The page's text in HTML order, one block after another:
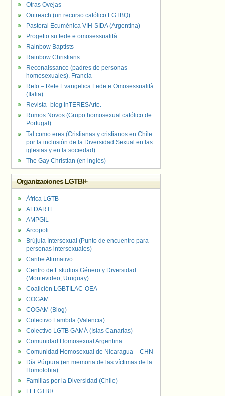
Otras Ovejas
Outreach (un recurso católico LGTBQ)
Pastoral Ecuménica VIH-SIDA (Argentina)
Progetto su fede e omosessualità
Rainbow Baptists
Rainbow Christians
Reconaissance (padres de personas
homosexuales). Francia
Refo – Rete Evangelica Fede e Omosessualità
(Italia)
Revista- blog InTERESArte.
Rumos Novos (Grupo homosexual católico de
Portugal)
Tal como eres (Cristianas y cristianos en Chile
por la inclusión de la Diversidad Sexual en las
iglesias y en la sociedad)
The Gay Christian (en inglés)
Organizaciones LGTBI+
África LGTB
ALDARTE
AMPGIL
Arcopoli
Brújula Intersexual (Punto de encuentro para
personas intersexuales)
Caribe Afirmativo
Centro de Estudios Género y Diversidad
(Montevideo, Uruguay)
Coalición LGBTILAC-OEA
COGAM
COGAM (Blog)
Colectivo Lambda (Valencia)
Colectivo LGTB GAMÁ (Islas Canarias)
Comunidad Homosexual Argentina
Comunidad Homosexual de Nicaragua – CHN
Día Púrpura (en memoria de las víctimas de la
Homofobia)
Familias por la Diversidad (Chile)
FELGTBI+